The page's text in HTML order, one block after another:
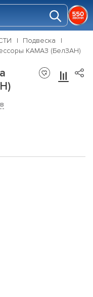
Подвеска
КАМАЗ (БелЗАН)